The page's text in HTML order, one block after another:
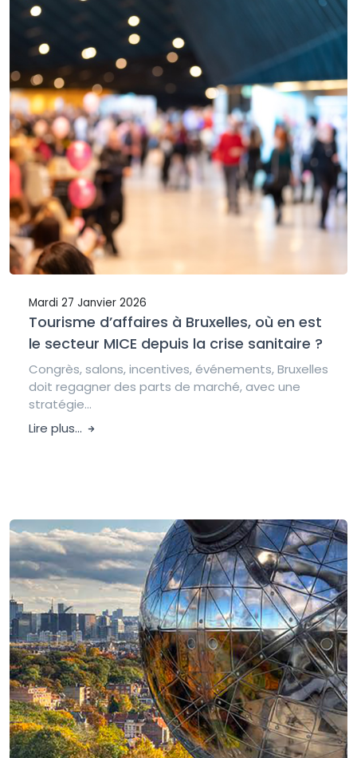
Mardi 27 Janvier 2026
Tourisme d’affaires à Bruxelles, où en est
le secteur MICE depuis la crise sanitaire ?
Congrès, salons, incentives, événements, Bruxelles
doit regagner des parts de marché, avec une
stratégie...
Lire plus...